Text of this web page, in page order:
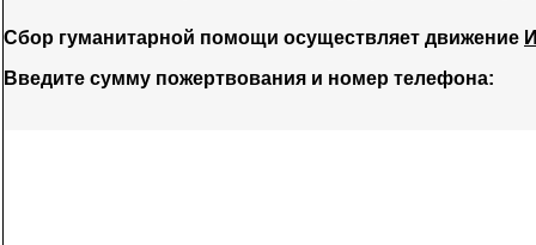
Сбор гуманитарной помощи осуществляет движение
Введите сумму пожертвования и номер телефона: